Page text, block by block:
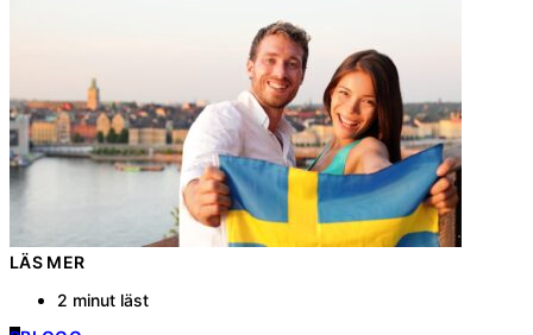
LÄS MER
2 minut läst